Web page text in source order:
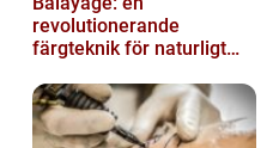
revolutionerande
färgteknik för naturligt